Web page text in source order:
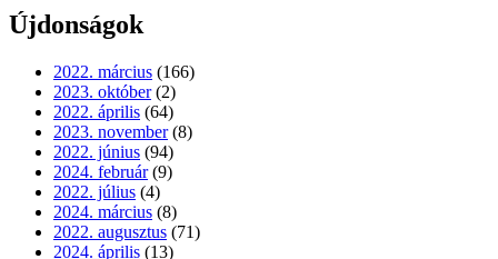
Újdonságok
2022. március (166)
2023. október (2)
2022. április (64)
2023. november (8)
2022. június (94)
2024. február (9)
2022. július (4)
2024. március (8)
2022. augusztus (71)
2024. április (13)